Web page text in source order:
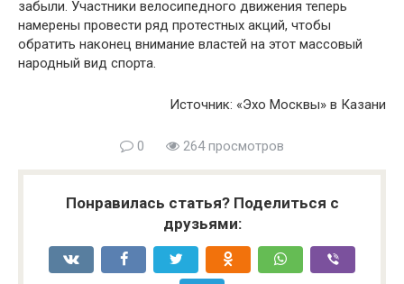
забыли. Участники велосипедного движения теперь
намерены провести ряд протестных акций, чтобы
обратить наконец внимание властей на этот массовый
народный вид спорта.
Источник: «Эхо Москвы» в Казани
0 264 просмотров
Понравилась статья? Поделиться с
друзьями: